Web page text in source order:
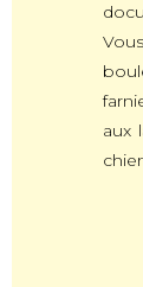
aux